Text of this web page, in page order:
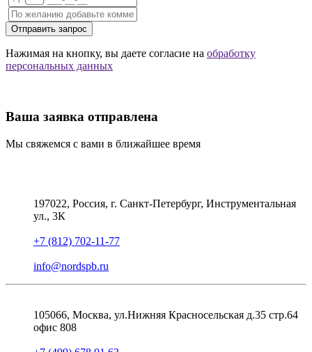
Отправить запрос
Нажимая на кнопку, вы даете согласие на обработку
персональных данных
Ваша заявка отправлена
Мы свяжемся с вами в ближайшее время
197022, Россия, г. Санкт-Петербург, Инструментальная
ул., 3К
+7 (812) 702-11-77
info@nordspb.ru
105066, Москва, ул.Нижняя Красносельская д.35 стр.64
офис 808